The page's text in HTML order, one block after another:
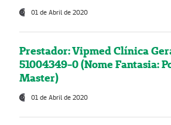
01 de Abril de 2020
Prestador: Vipmed Clínica
51004349-0 (Nome Fantasia:
Master)
01 de Abril de 2020